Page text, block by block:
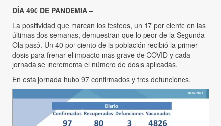
DÍA 490 DE PANDEMIA –
La positividad que marcan los testeos, un 17 por ciento en las
últimas dos semanas, demuestran que lo peor de la Segunda
Ola pasó. Un 40 por ciento de la población recibió la primer
dosis para frenar el impacto más grave de COVID y cada
jornada se incrementa el número de dosis aplicadas.
En esta jornada hubo 97 confirmados y tres defunciones.